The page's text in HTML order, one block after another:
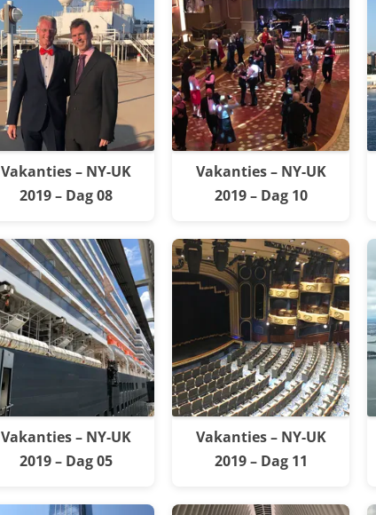
Vakanties – NY-UK
2019 – Dag 08
Vakanties – NY-UK
2019 – Dag 10
Vakanties – NY-UK
2019 – Dag 05
Vakanties – NY-UK
2019 – Dag 11